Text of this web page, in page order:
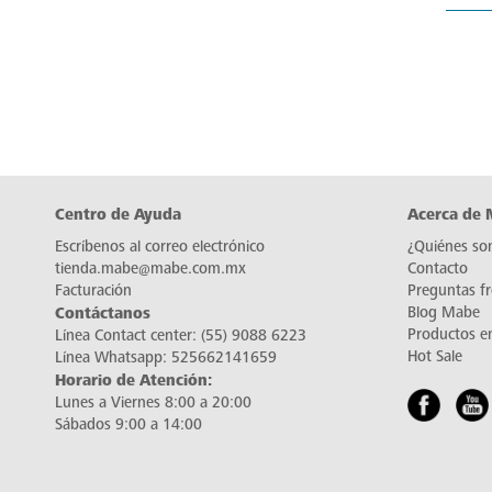
Centro de Ayuda
Escríbenos al correo electrónico
tienda.mabe@mabe.com.mx
Facturación
Contáctanos
Línea Contact center: (55) 9088 6223
Línea Whatsapp: 525662141659
Horario de Atención:
Lunes a Viernes 8:00 a 20:00
Sábados 9:00 a 14:00
Acerca de
¿Quiénes
Contacto
Preguntas
Blog Mabe
Productos
Hot Sale